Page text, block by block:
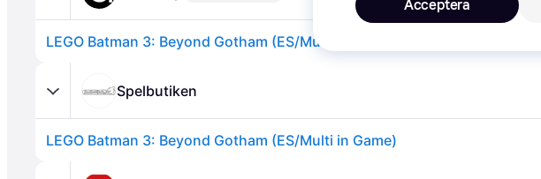
LEGO Batman 3: Beyond Gotham (ES/Multi in Game)
Spelbutiken
LEGO Batman 3: Beyond Gotham (ES/Multi in Game)
Acceptera